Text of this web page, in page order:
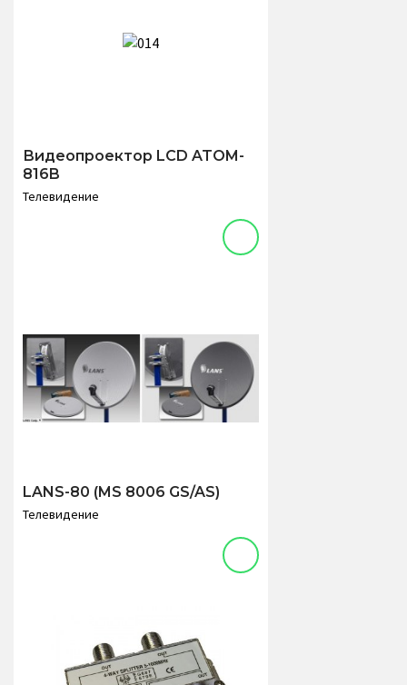
Видеопроектор LCD ATOM-
816B
Телевидение
LANS-80 (MS 8006 GS/AS)
Телевидение